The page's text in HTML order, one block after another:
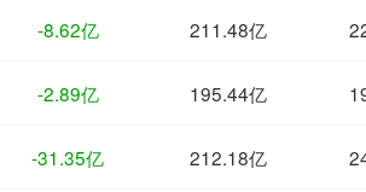
-8.62亿 211.48亿
-2.89亿 195.44亿
-31.35亿 212.18亿